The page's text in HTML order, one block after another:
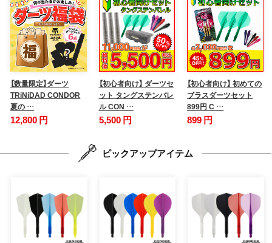
【数量限定】ダーツ
TRiNiDAD CONDOR
夏の …
12,800 円
【初心者向け】 ダーツセ
ット タングステンバレ
ル CON …
5,500 円
【初心者向け】 初めての
ブラスダーツセット
899円 C …
899 円
ピックアップアイテム